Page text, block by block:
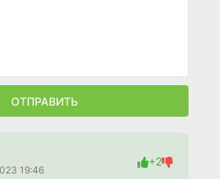
ОТПРАВИТЬ
19:46
+2